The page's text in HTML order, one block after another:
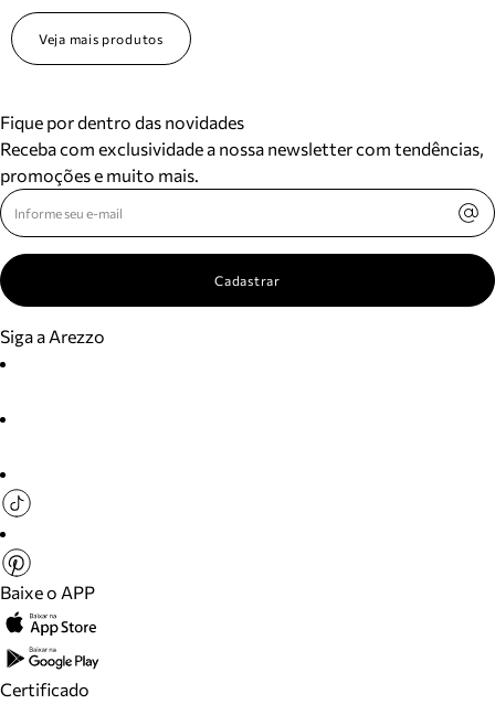
Veja mais produtos
Fique por dentro das novidades
Receba com exclusividade a nossa newsletter com tendências,
promoções e muito mais.
Cadastrar
Siga a Arezzo
Baixe o APP
Certificado